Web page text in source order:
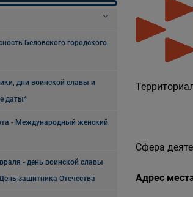
Беловского городского
дни воинской славы и
даты*
- Международный женский
- день воинской славы
защитника Отечества
Сфера
Адрес